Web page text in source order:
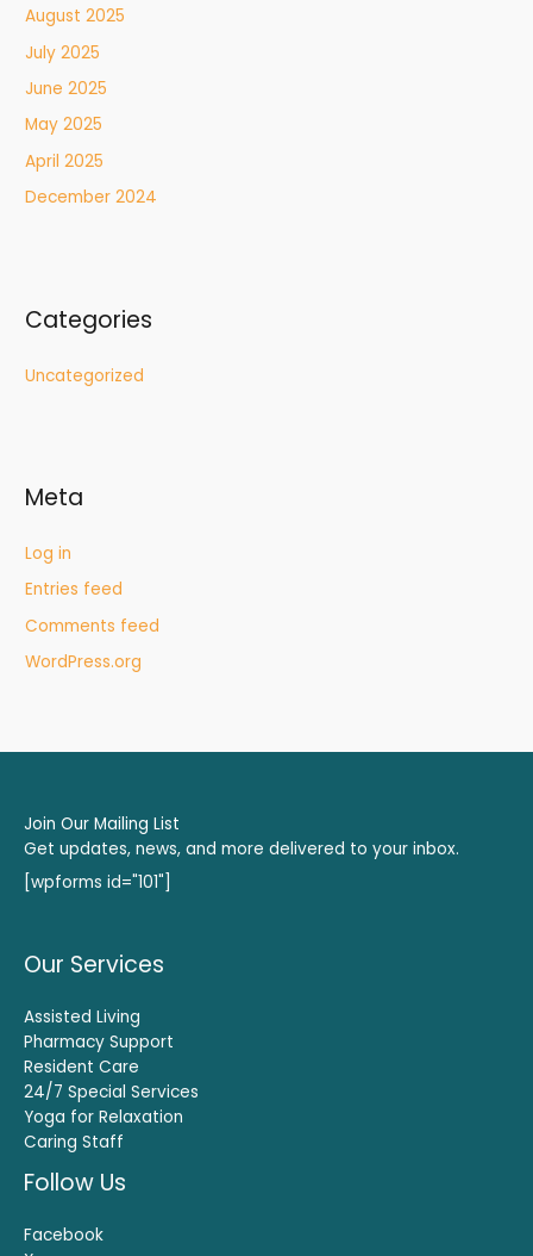
August 2025
July 2025
June 2025
May 2025
April 2025
December 2024
Categories
Uncategorized
Meta
Log in
Entries feed
Comments feed
WordPress.org
Join Our Mailing List
Get updates, news, and more delivered to your inbox.
[wpforms id="101"]
Our Services
Assisted Living
Pharmacy Support
Resident Care
24/7 Special Services
Yoga for Relaxation
Caring Staff
Follow Us
Facebook